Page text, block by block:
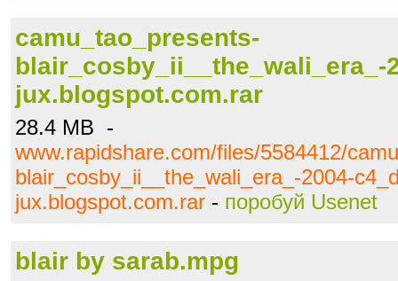
camu_tao_presents-
blair_cosby_ii__the_wali_era_-
jux.blogspot.com.rar
28.4 MB -
www.rapidshare.com/files/5584412/
blair_cosby_ii__the_wali_era_-2004-
jux.blogspot.com.rar - поробуй Usenet
blair by sarab.mpg